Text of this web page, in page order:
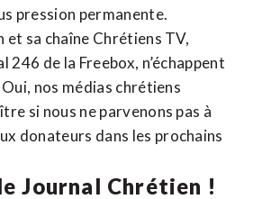
pression permanente.
et sa chaîne Chrétiens TV,
246 de la Freebox, n’échappent
nos médias chrétiens
si nous ne parvenons pas à
donateurs dans les prochains
Journal Chrétien !